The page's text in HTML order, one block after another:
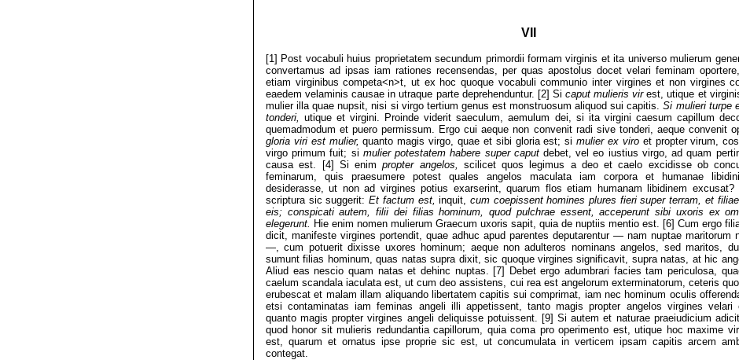
VII
[1] Post vocabuli huius proprietatem secundum primordii formam virginis et ita universo mulierum
convertamus ad ipsas iam rationes recensendas, per quas apostolus docet velari feminam
etiam virginibus competa<n>t, ut ex hoc quoque vocabuli communio inter virgines et non virgines
eaedem velaminis causae in utraque parte deprehenduntur. [2] Si caput mulieris virest, utique et
mulier illa quae nupsit, nisi si virgo tertium genus est monstruosum aliquod sui capitis.Si mulieri turpe
tonderi,utique et virgini. Proinde viderit saeculum, aemulum dei, si ita virgini caesum capillum
quemadmodum et puero permissum. Ergo cui aeque non convenit radi sive tonderi, aeque convenit
gloria viri est mulier,quanto magis virgo, quae et sibi gloria est; simulier ex viro et propter virum,
virgo primum fuit; si mulier potestatem habere super caputdebet, vel eo iustius virgo, ad quam
causa est. [4] Si enimpropter angelos, scilicet quos legimus a deo et caelo excidisse ob
feminarum, quis praesumere potest quales angelos maculata iam corpora et humanae
desiderasse, ut non ad virgines potius exarserint, quarum flos etiam humanam libidinem
scriptura sic suggerit:Et factum est,inquit, cum coepissent homines plures fieri super terram, et
eis; conspicati autem, filii dei filias hominum, quod pulchrae essent, acceperunt sibi uxoris ex
elegerunt. Hie enim nomen mulierum Graecum uxoris sapit, quia de nuptiis mentio est. [6] Cum ergo
dicit, manifeste virgines portendit, quae adhuc apud parentes deputarentur — nam nuptae maritorum
—, cum potuerit dixisse uxores hominum; aeque non adulteros nominans angelos, sed maritos,
sumunt filias hominum, quas natas supra dixit, sic quoque virgines significavit, supra natas, at hic
Aliud eas nescio quam natas et dehinc nuptas. [7] Debet ergo adumbrari facies tam periculosa,
caelum scandala iaculata est, ut cum deo assistens, cui rea est angelorum exterminatorum, ceteris
erubescat et malam illam aliquando libertatem capitis sui comprimat, iam nec hominum oculis
etsi contaminatas iam feminas angeli illi appetissent, tanto magis propter angelos virgines velari
quanto magis propter virgines angeli deliquisse potuissent. [9] Si autem et naturae praeiudicium
quod honor sit mulieris redundantia capillorum, quia coma pro operimento est, utique hoc maxime
est, quarum et ornatus ipse proprie sic est, ut concumulata in verticem ipsam capitis arcem
contegat.